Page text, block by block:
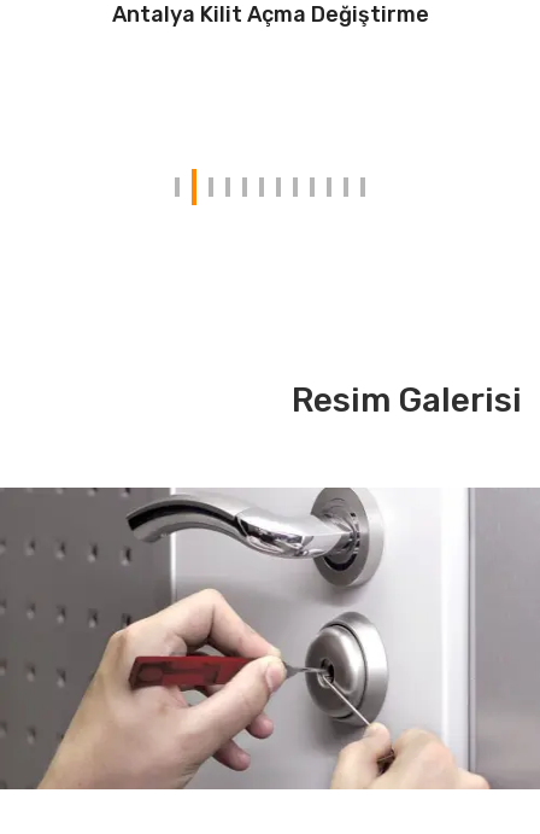
Antalya Kilit Açma Değiştirme
Resim Galerisi